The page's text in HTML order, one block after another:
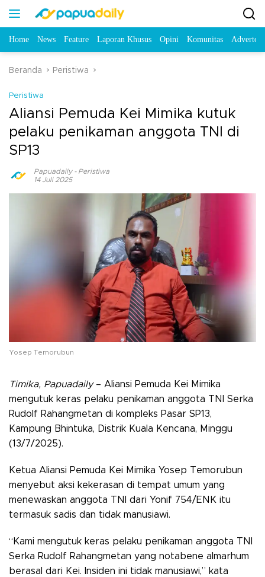
Home News Feature Laporan Khusus Opini Komunitas
Beranda Peristiwa
Peristiwa
Aliansi Pemuda Kei Mimika kutuk
pelaku penikaman anggota TNI di
SP13
Papuadaily- Peristiwa
14 Juli 2025
Yosep Temorubun
Timika, Papuadaily– Aliansi Pemuda Kei Mimika
mengutuk keras pelaku penikaman anggota TNI Serka
Rudolf Rahangmetan di kompleks Pasar SP13,
Kampung Bhintuka, Distrik Kuala Kencana, Minggu
(13/7/2025).
Ketua Aliansi Pemuda Kei Mimika Yosep Temorubun
menyebut aksi kekerasan di tempat umum yang
menewaskan anggota TNI dari Yonif 754/ENK itu
termasuk sadis dan tidak manusiawi.
“Kami mengutuk keras pelaku penikaman anggota TNI
Serka Rudolf Rahangmetan yang notabene almarhum
berasal dari Kei. Insiden ini tidak manusiawi,” kata